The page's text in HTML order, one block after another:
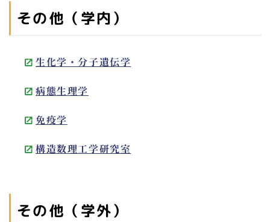
その他（学内）
生化学・分子遺伝学
病態生理学
免疫学
構造数理工学研究室
その他（学外）